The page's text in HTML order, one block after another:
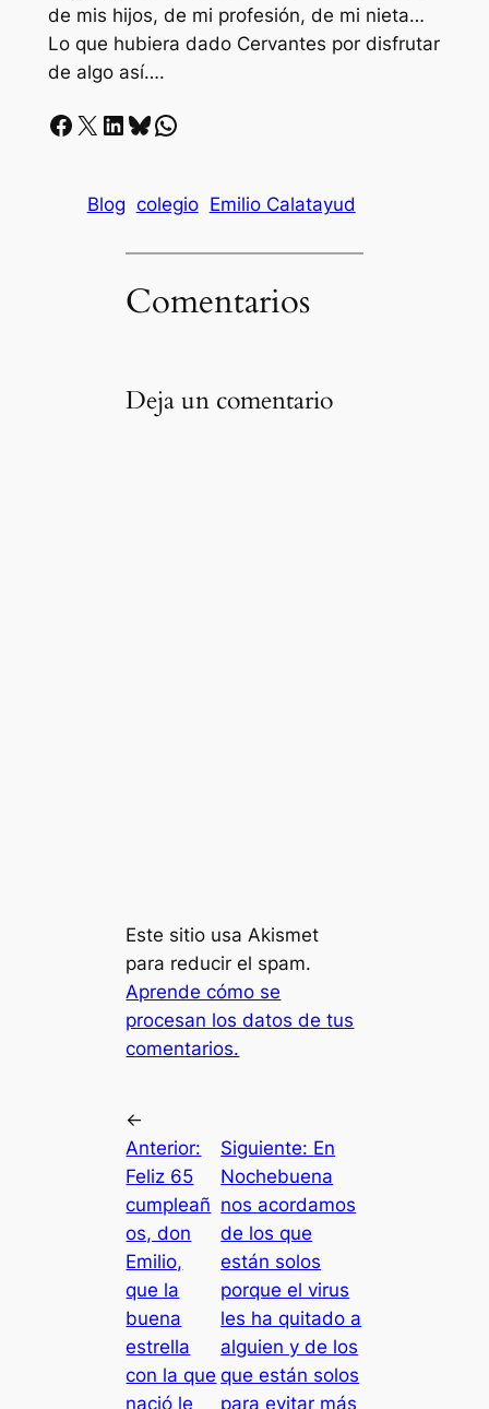
de mis hijos, de mi profesión, de mi nieta…
Lo que hubiera dado Cervantes por disfrutar
de algo así….
Facebook X LinkedIn Bluesky Whatsapp
Blog colegio Emilio Calatayud
Comentarios
Deja un comentario
Este sitio usa Akismet
para reducir el spam.
Aprende cómo se
procesan los datos de tus
comentarios.
←
Anterior:
Feliz 65
cumpleañ
os, don
Emilio,
que la
buena
estrella
con la que
nació le
Siguiente: En
Nochebuena
nos acordamos
de los que
están solos
porque el virus
les ha quitado a
alguien y de los
que están solos
para evitar más